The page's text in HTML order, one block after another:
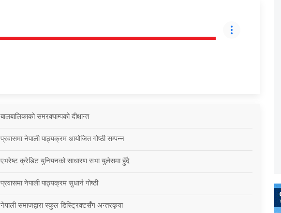
बालबालिकाको समरक्याम्पको दीक्षान्त
प्रवासमा नेपाली पाठ्यक्रम आयोजित गोष्ठी सम्पन्न
एभरेष्ट क्रेडिट युनियनको साधारण सभा युलेसमा हुँदै
प्रवासमा नेपाली पाठ्यक्रम सुधार्न गोष्ठी
नेपाली समाजद्वारा स्कुल डिस्ट्रिक्टसँग अन्तरकृया